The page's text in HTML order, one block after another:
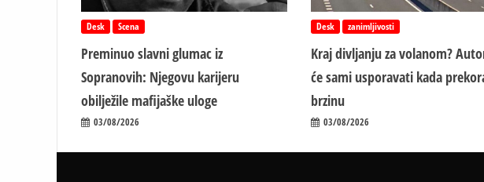
Desk Scena
Preminuo slavni glumac iz
Sopranovih: Njegovu karijeru
obilježile mafijaške uloge
03/08/2026
Desk zanimljivosti
Kraj divljanju za volanom?
će sami usporavati kada
brzinu
03/08/2026